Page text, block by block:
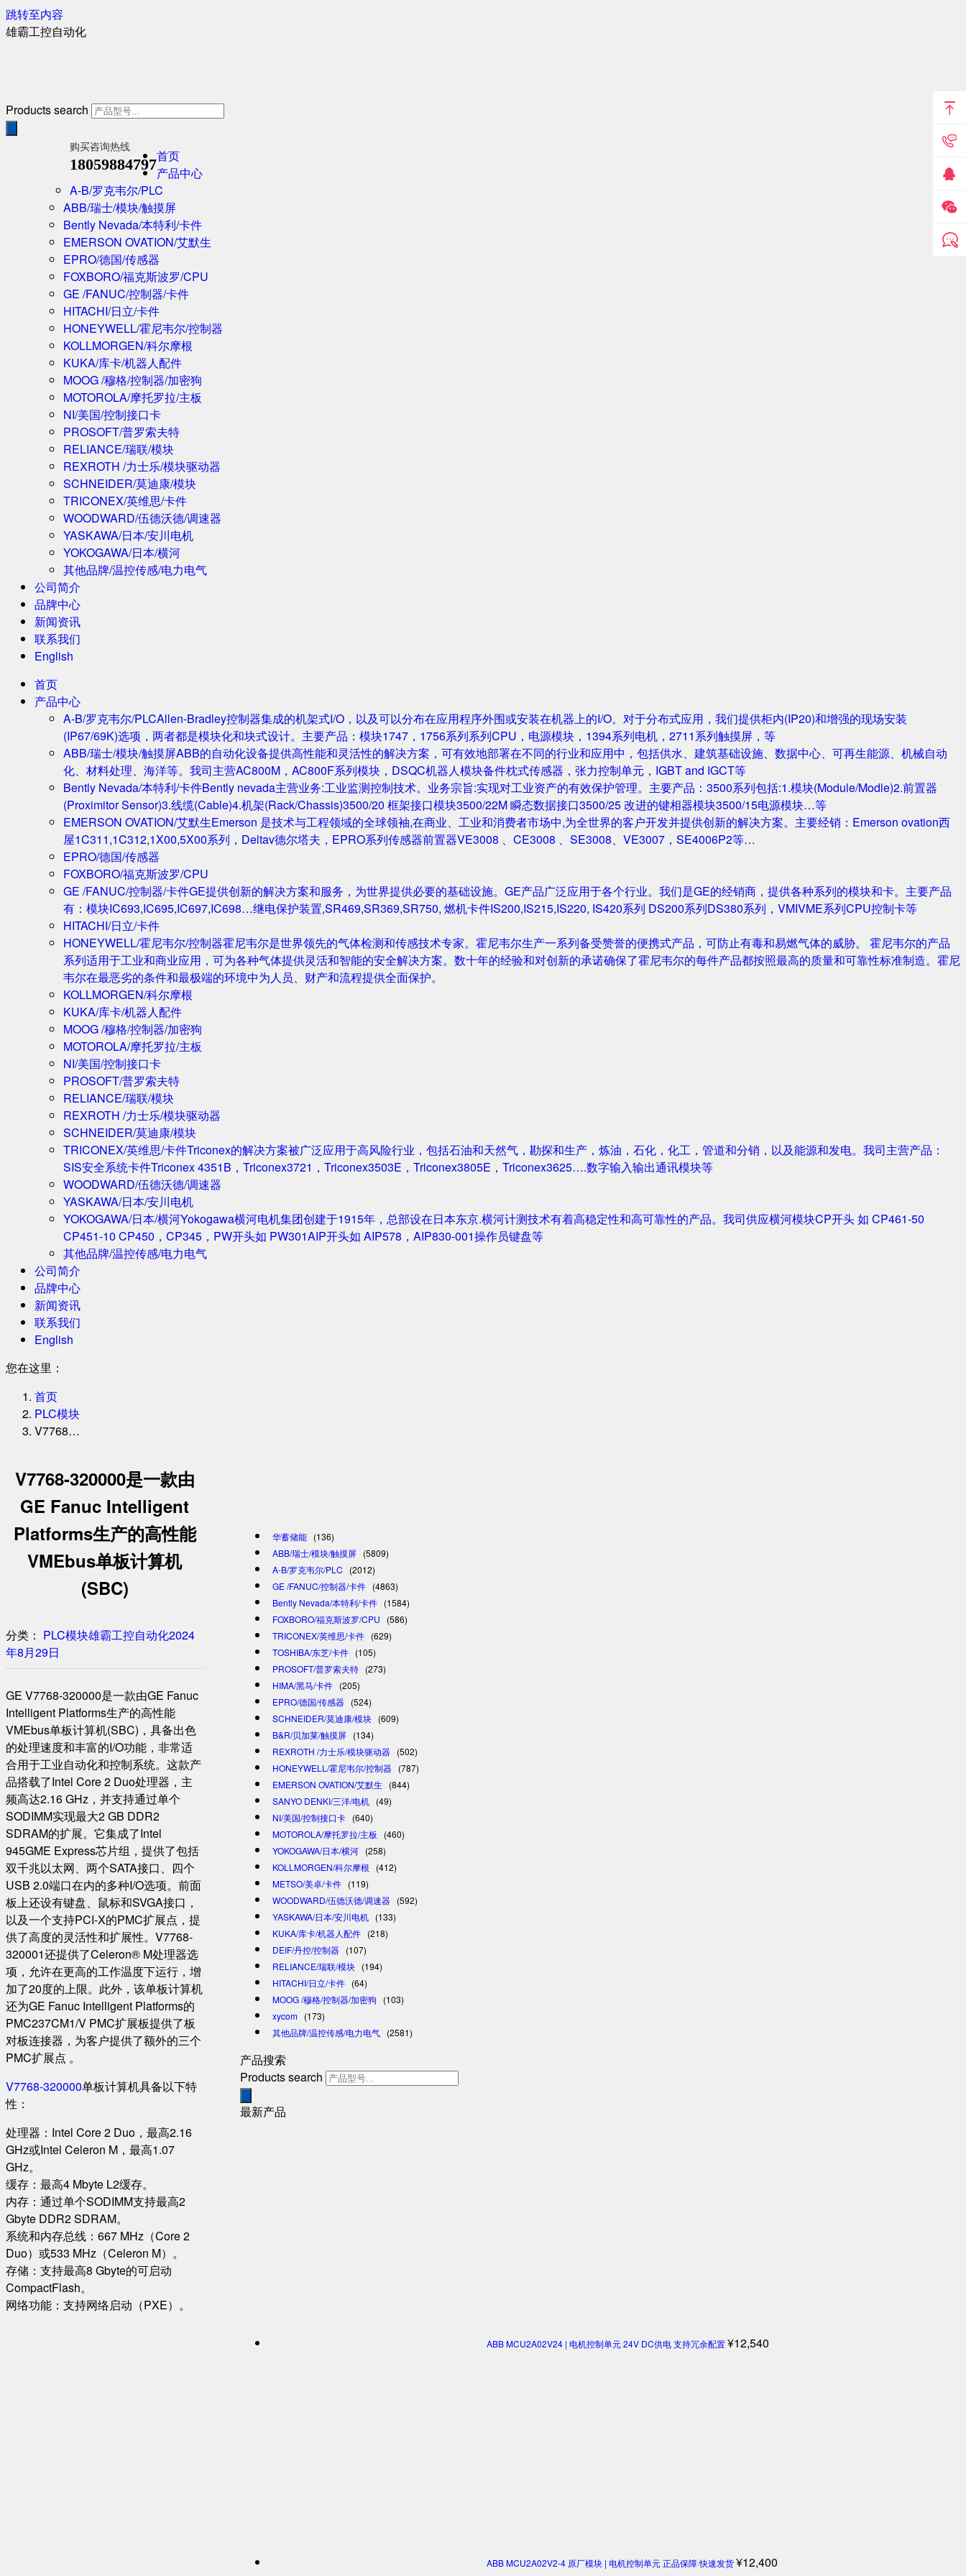
跳转至内容
雄霸工控自动化
Products search
购买咨询热线
18059884797首页
产品中心
A-B/罗克韦尔/PLC
ABB/瑞士/模块/触摸屏
Bently Nevada/本特利/卡件
EMERSON OVATION/艾默生
EPRO/德国/传感器
FOXBORO/福克斯波罗/CPU
GE /FANUC/控制器/卡件
HITACHI/日立/卡件
HONEYWELL/霍尼韦尔/控制器
KOLLMORGEN/科尔摩根
KUKA/库卡/机器人配件
MOOG /穆格/控制器/加密狗
MOTOROLA/摩托罗拉/主板
NI/美国/控制接口卡
PROSOFT/普罗索夫特
RELIANCE/瑞联/模块
REXROTH /力士乐/模块驱动器
SCHNEIDER/莫迪康/模块
TRICONEX/英维思/卡件
WOODWARD/伍德沃德/调速器
YASKAWA/日本/安川电机
YOKOGAWA/日本/横河
其他品牌/温控传感/电力电气
公司简介
品牌中心
新闻资讯
联系我们
English
首页
产品中心
A-B/罗克韦尔/PLCAllen-Bradley控制器集成的机架式I/O，以及可以分布在应用程序外围或安装在机器上的I/O。对于分布式应用，我们提供柜内(IP20)和增强的现场安装
(IP67/69K)选项，两者都是模块化和块式设计。主要产品：模块1747，1756系列系列CPU，电源模块，1394系列电机，2711系列触摸屏，等
ABB/瑞士/模块/触摸屏ABB的自动化设备提供高性能和灵活性的解决方案，可有效地部署在不同的行业和应用中，包括供水、建筑基础设施、数据中心、可再生能源、机械自动
化、材料处理、海洋等。我司主营AC800M，AC800F系列模块，DSQC机器人模块备件枕式传感器，张力控制单元，IGBT and IGCT等
Bently Nevada/本特利/卡件Bently nevada主营业务:工业监测控制技术。业务宗旨:实现对工业资产的有效保护管理。主要产品：3500系列包括:1.模块(Module/Modle)2.前置器
(Proximitor Sensor)3.线缆(Cable)4.机架(Rack/Chassis)3500/20 框架接口模块3500/22M 瞬态数据接口3500/25 改进的键相器模块3500/15电源模块…等
EMERSON OVATION/艾默生Emerson 是技术与工程领域的全球领袖,在商业、工业和消费者市场中,为全世界的客户开发并提供创新的解决方案。主要经销：Emerson ovation西
屋1C311,1C312,1X00,5X00系列，Deltav德尔塔夫，EPRO系列传感器前置器VE3008 、CE3008 、SE3008、VE3007，SE4006P2等…
EPRO/德国/传感器
FOXBORO/福克斯波罗/CPU
GE /FANUC/控制器/卡件GE提供创新的解决方案和服务，为世界提供必要的基础设施。GE产品广泛应用于各个行业。我们是GE的经销商，提供各种系列的模块和卡。主要产品
有：模块IC693,IC695,IC697,IC698…继电保护装置,SR469,SR369,SR750, 燃机卡件IS200,IS215,IS220, IS420系列 DS200系列DS380系列，VMIVME系列CPU控制卡等
HITACHI/日立/卡件
HONEYWELL/霍尼韦尔/控制器霍尼韦尔是世界领先的气体检测和传感技术专家。霍尼韦尔生产一系列备受赞誉的便携式产品，可防止有毒和易燃气体的威胁。 霍尼韦尔的产品
系列适用于工业和商业应用，可为各种气体提供灵活和智能的安全解决方案。数十年的经验和对创新的承诺确保了霍尼韦尔的每件产品都按照最高的质量和可靠性标准制造。霍尼
韦尔在最恶劣的条件和最极端的环境中为人员、财产和流程提供全面保护。
KOLLMORGEN/科尔摩根
KUKA/库卡/机器人配件
MOOG /穆格/控制器/加密狗
MOTOROLA/摩托罗拉/主板
NI/美国/控制接口卡
PROSOFT/普罗索夫特
RELIANCE/瑞联/模块
REXROTH /力士乐/模块驱动器
SCHNEIDER/莫迪康/模块
TRICONEX/英维思/卡件Triconex的解决方案被广泛应用于高风险行业，包括石油和天然气，勘探和生产，炼油，石化，化工，管道和分销，以及能源和发电。我司主营产品：
SIS安全系统卡件Triconex 4351B，Triconex3721，Triconex3503E，Triconex3805E，Triconex3625….数字输入输出通讯模块等
WOODWARD/伍德沃德/调速器
YASKAWA/日本/安川电机
YOKOGAWA/日本/横河Yokogawa横河电机集团创建于1915年，总部设在日本东京.横河计测技术有着高稳定性和高可靠性的产品。我司供应横河模块CP开头 如 CP461-50
CP451-10 CP450，CP345，PW开头如 PW301AIP开头如 AIP578，AIP830-001操作员键盘等
其他品牌/温控传感/电力电气
公司简介
品牌中心
新闻资讯
联系我们
English
您在这里：
首页
PLC模块
V7768…
V7768-320000是一款由
GE Fanuc Intelligent
Platforms生产的高性能
VMEbus单板计算机
(SBC)
分类： PLC模块雄霸工控自动化2024
年8月29日
GE V7768-320000是一款由GE Fanuc
Intelligent Platforms生产的高性能
VMEbus单板计算机(SBC)，具备出色
的处理速度和丰富的I/O功能，非常适
合用于工业自动化和控制系统。这款产
品搭载了Intel Core 2 Duo处理器，主
频高达2.16 GHz，并支持通过单个
SODIMM实现最大2 GB DDR2
SDRAM的扩展。它集成了Intel
945GME Express芯片组，提供了包括
双千兆以太网、两个SATA接口、四个
USB 2.0端口在内的多种I/O选项。前面
板上还设有键盘、鼠标和SVGA接口，
以及一个支持PCI-X的PMC扩展点，提
供了高度的灵活性和扩展性。V7768-
320001还提供了Celeron® M处理器选
项，允许在更高的工作温度下运行，增
加了20度的上限。此外，该单板计算机
还为GE Fanuc Intelligent Platforms的
PMC237CM1/V PMC扩展板提供了板
对板连接器，为客户提供了额外的三个
PMC扩展点 。
V7768-320000单板计算机具备以下特
性：
处理器：Intel Core 2 Duo，最高2.16
GHz或Intel Celeron M，最高1.07
GHz。
缓存：最高4 Mbyte L2缓存。
内存：通过单个SODIMM支持最高2
Gbyte DDR2 SDRAM。
系统和内存总线：667 MHz（Core 2
Duo）或533 MHz（Celeron M）。
存储：支持最高8 Gbyte的可启动
CompactFlash。
网络功能：支持网络启动（PXE）。
华蓄储能 (136)
ABB/瑞士/模块/触摸屏 (5809)
A-B/罗克韦尔/PLC
(2012)
GE /FANUC/控制器/卡件 (4863)
Bently Nevada/本特利/卡件 (1584)
FOXBORO/福克斯波罗/CPU
(586)
TRICONEX/英维思/卡件 (629)
TOSHIBA/东芝/卡件 (105)
PROSOFT/普罗索夫特 (273)
HIMA/黑马/卡件 (205)
EPRO/德国/传感器 (524)
SCHNEIDER/莫迪康/模块 (609)
B&R/贝加莱/触摸屏 (134)
REXROTH /力士乐/模块驱动器 (502)
HONEYWELL/霍尼韦尔/控制器 (787)
EMERSON OVATION/艾默生
(844)
SANYO DENKI/三洋/电机 (49)
NI/美国/控制接口卡 (640)
MOTOROLA/摩托罗拉/主板
(460)
YOKOGAWA/日本/横河 (258)
KOLLMORGEN/科尔摩根
(412)
METSO/美卓/卡件 (119)
WOODWARD/伍德沃德/调速器 (592)
YASKAWA/日本/安川电机 (133)
KUKA/库卡/机器人配件 (218)
DEIF/丹控/控制器 (107)
RELIANCE/瑞联/模块 (194)
HITACHI/日立/卡件 (64)
MOOG /穆格/控制器/加密狗
(103)
xycom (173)
其他品牌/温控传感/电力电气 (2581)
产品搜索
Products search
最新产品
ABB MCU2A02V24 | 电机控制单元 24V DC供电 支持冗余配置¥12,540
ABB MCU2A02V2-4 原厂模块 | 电机控制单元 正品保障·快速发货¥12,400